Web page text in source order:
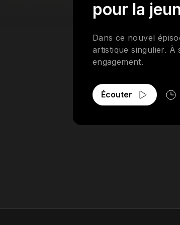
pour la
Dans ce nouvel
artistique singulier. À
engagement.
Écouter